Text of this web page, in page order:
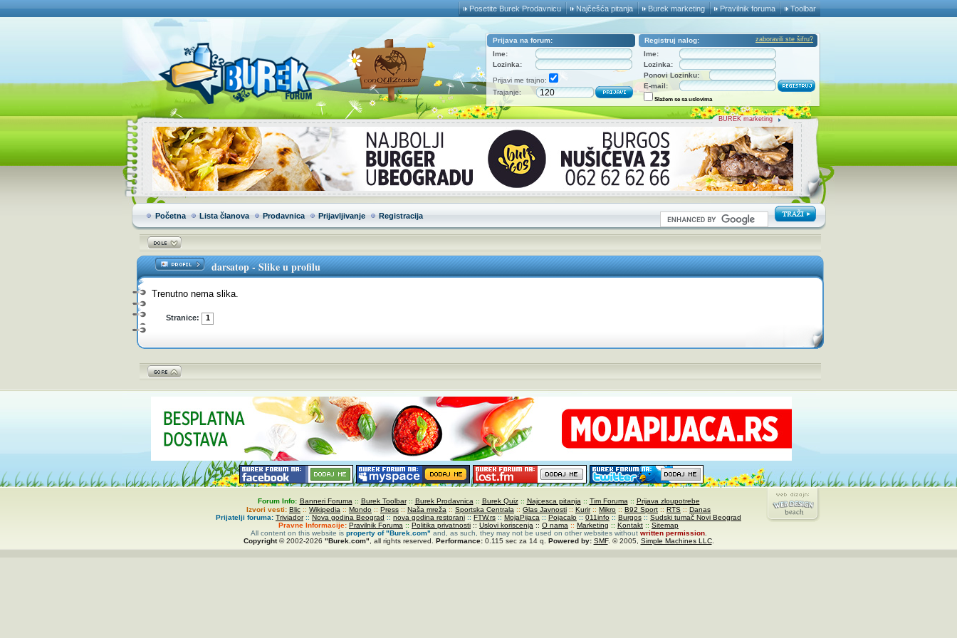
Toolbar
Pravilnik foruma
Burek marketing
Najčešća pitanja
Posetite Burek Prodavnicu
Prijava na forum:
Ime:
Lozinka:
Prijavi me trajno:
Trajanje:
Registruj nalog: zaboravili ste šifru?
Ime:
Lozinka:
Ponovi Lozinku:
E-mail:
Slažem se sa uslovima
BUREK marketing
Početna Lista članova Prodavnica Prijavljivanje Registracija
darsatop-Slike u profilu
Trenutno nema slika.
Stranice: 1
Forum Info: Banneri Foruma :: Burek Toolbar:: Burek Prodavnica :: Burek Quiz:: Najcesca pitanja :: Tim Foruma :: Prijava zloupotrebe
Izvori vesti: Blic :: Wikipedia :: Mondo :: Press :: Naša mreža :: Sportska Centrala :: Glas Javnosti :: Kurir:: Mikro :: B92 Sport :: RTS :: Danas
Prijatelji foruma: Triviador:: Nova godina Beograd :: nova godina restorani :: FTW.rs :: MojaPijaca :: Pojacalo :: 011info :: Burgos :: Sudski tumač Novi Beograd
Pravne Informacije: Pravilnik Foruma :: Politika privatnosti :: Uslovi koriscenja :: O nama :: Marketing :: Kontakt :: Sitemap
All content on this website is property of"Burek.com" and, as such, they may not be used on other websites withoutwritten permission.
Copyright© 2002-2026 "Burek.com" , all rights reserved. Performance:0.115 sec za 14 q. Powered by: SMF. © 2005, Simple Machines LLC.